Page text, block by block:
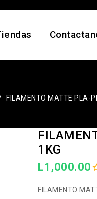
FILAMENTO MATTE PLA-
1KG
L1,000.00
FILAMENTO